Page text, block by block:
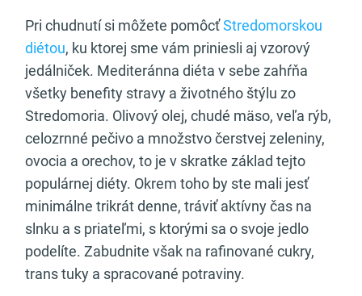
Pri chudnutí si môžete pomôcťStredomorskou
diétou, ku ktorej sme vám priniesli aj vzorový
jedálniček. Mediteránna diéta v sebe zahŕňa
všetky benefity stravy a životného štýlu zo
Stredomoria. Olivový olej, chudé mäso, veľa rýb,
celozrnné pečivo a množstvo čerstvej zeleniny,
ovocia a orechov, to je v skratke základ tejto
populárnej diéty. Okrem toho by ste mali jesť
minimálne trikrát denne, tráviť aktívny čas na
slnku a s priateľmi, s ktorými sa o svoje jedlo
podelíte. Zabudnite však na rafinované cukry,
trans tuky a spracované potraviny.